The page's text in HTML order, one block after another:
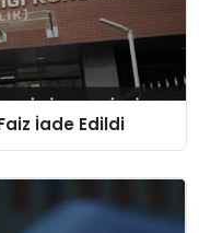
İade Edildi